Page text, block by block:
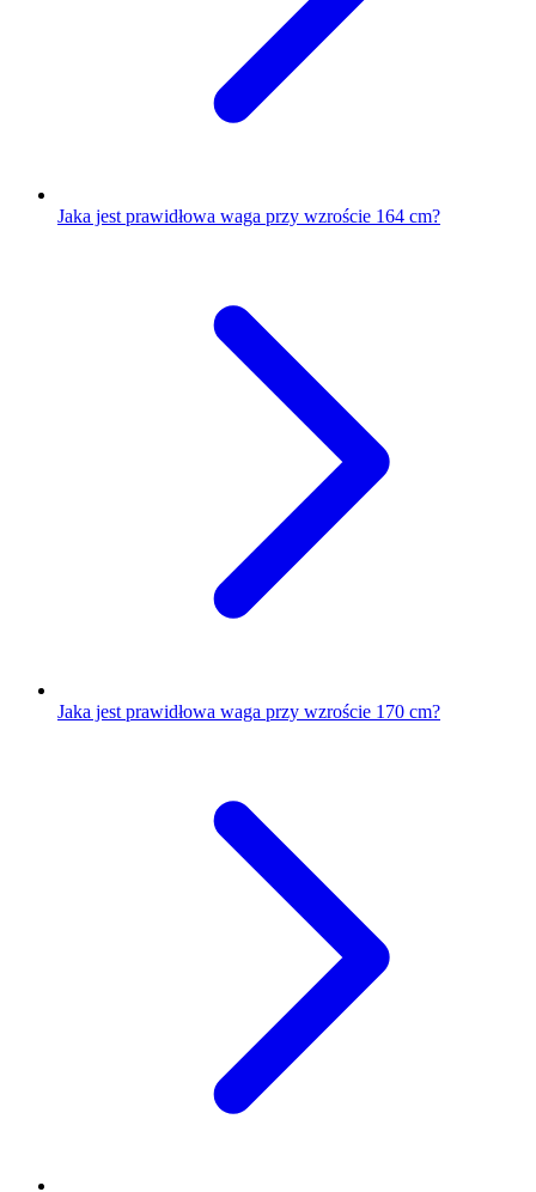
Jaka jest prawidłowa waga przy wzroście 164 cm?
Jaka jest prawidłowa waga przy wzroście 170 cm?